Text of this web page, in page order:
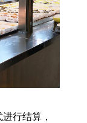
行结算，